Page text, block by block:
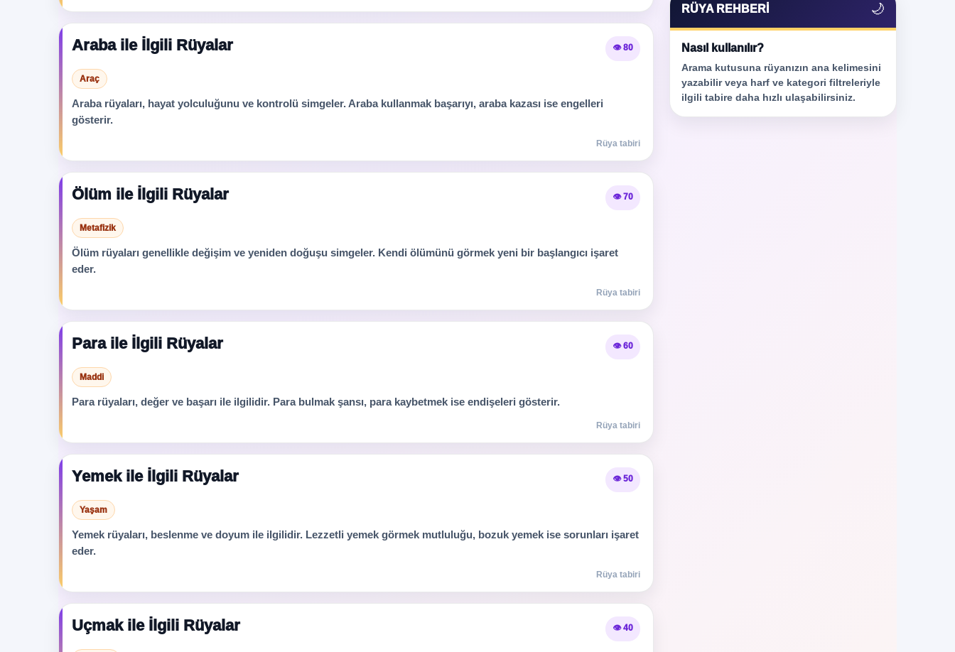
Araba ile İlgili Rüyalar 👁️ 80
Araç
Araba rüyaları, hayat yolculuğunu ve kontrolü simgeler. Araba kullanmak başarıyı, araba kazası ise engelleri
gösterir.
Rüya tabiri
Ölüm ile İlgili Rüyalar 👁️ 70
Metafizik
Ölüm rüyaları genellikle değişim ve yeniden doğuşu simgeler. Kendi ölümünü görmek yeni bir başlangıcı işaret
eder.
Rüya tabiri
Para ile İlgili Rüyalar 👁️ 60
Maddi
Para rüyaları, değer ve başarı ile ilgilidir. Para bulmak şansı, para kaybetmek ise endişeleri gösterir.
Rüya tabiri
Yemek ile İlgili Rüyalar 👁️ 50
Yaşam
Yemek rüyaları, beslenme ve doyum ile ilgilidir. Lezzetli yemek görmek mutluluğu, bozuk yemek ise sorunları işaret
eder.
Rüya tabiri
Uçmak ile İlgili Rüyalar 👁️ 40
RÜYA REHBERI 🌙
Nasıl kullanılır?
Arama kutusuna rüyanızın ana kelimesini
yazabilir veya harf ve kategori filtreleriyle
ilgili tabire daha hızlı ulaşabilirsiniz.